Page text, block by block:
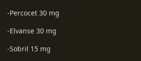
-Percocet 30 mg
-Elvanse 30 mg
-Sobril 15 mg